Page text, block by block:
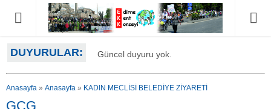
DUYURULAR: Güncel duyuru yok.
Anasayfa » Anasayfa » KADIN MECLİSİ BELEDİYE ZİYARETİ
GÇG